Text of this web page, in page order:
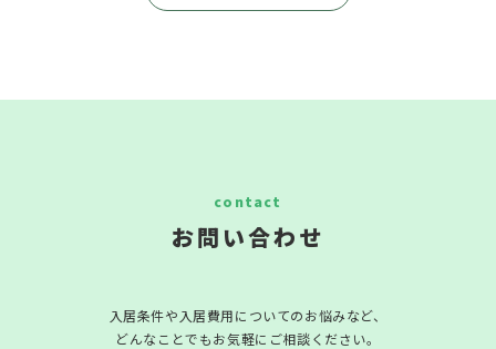
お問い合わせ
入居条件や入居費用についてのお悩みなど、
どんなことでもお気軽にご相談ください。